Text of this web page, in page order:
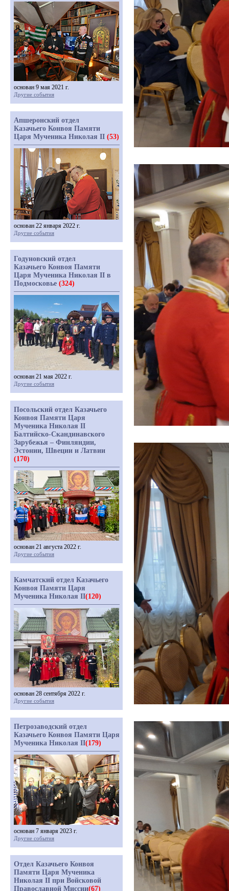
основан 9 мая 2021 г.
Другие события
Апшеронский отдел
Казачьего Конвоя Памяти
Царя Мученика Николая II (53)
основан 22 января 2022 г.
Другие события
Годуновский отдел
Казачьего Конвоя Памяти
Царя Мученика Николая II в
Подмосковье (324)
основан 21 мая 2022 г.
Другие события
Посольский отдел Казачьего
Конвоя Памяти Царя
Мученика Николая II
Балтийско-Скандинавского
Зарубежья – Финляндии,
Эстонии, Швеции и Латвии
(170)
основан 21 августа 2022 г.
Другие события
Камчатский отдел Казачьего
Конвоя Памяти Царя
Мученика Николая II(120)
основан 28 сентября 2022 г.
Другие события
Петрозаводский отдел
Казачьего Конвоя Памяти Царя
Мученика Николая II(179)
основан 7 января 2023 г.
Другие события
Отдел Казачьего Конвоя
Памяти Царя Мученика
Николая II при Войсковой
Православной Миссии(67)